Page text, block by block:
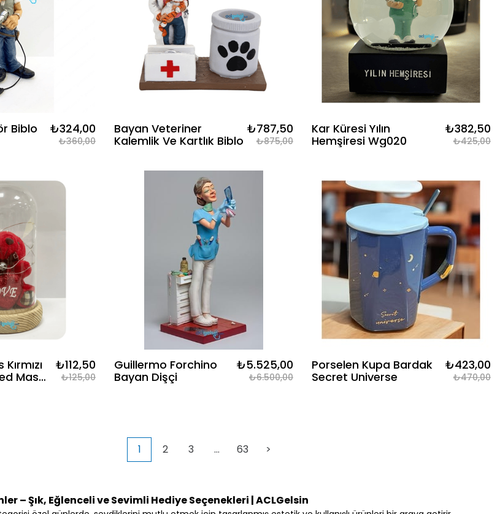
Biblo
₺324,00
₺360,00
Bayan Veteriner
Kalemlik Ve Kartlık Biblo
₺787,50
₺875,00
Kar Küresi Yılın
Hemşiresi Wg020
₺382,50
₺425,00
Masa
₺112,50
₺125,00
Guillermo Forchino
Bayan Dişçi
₺5.525,00
₺6.500,00
Porselen Kupa Bardak
Secret Universe
₺423,00
₺470,00
1 2 3 ... 63 >
– Şık, Eğlenceli ve Sevimli Hediye Seçenekleri | ACLGelsin